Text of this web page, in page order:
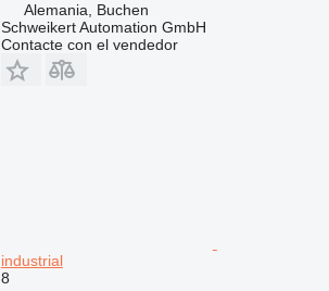
Alemania, Buchen
Schweikert Automation GmbH
Contacte con el vendedor
industrial
8